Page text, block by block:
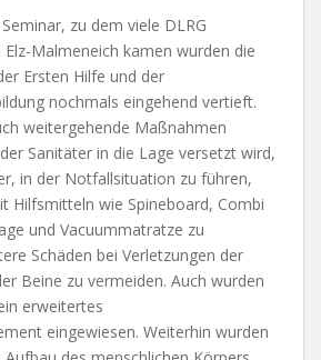
zu dem viele DLRG
Malmeneich kamen wurden die
Ersten Hilfe und der
nochmals eingehend vertieft.
weitergehende Maßnahmen
Sanitäter in die Lage versetzt wird,
in der Notfallsituation zu führen,
Hilfsmitteln wie Spineboard, Combi
und Vacuummatratze zu
Schäden bei Verletzungen der
Beine zu vermeiden. Auch wurden
erweitertes
eingewiesen. Weiterhin wurden